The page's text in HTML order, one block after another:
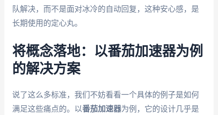
队解决，而不是面对冰冷的自动回复，这种安心感，是
长期使用的定心丸。
将概念落地：以番茄加速器为例
的解决方案
说了这么多标准，我们不妨看看一个具体的例子是如何
满足这些痛点的。以番茄加速器为例，它的设计几乎是